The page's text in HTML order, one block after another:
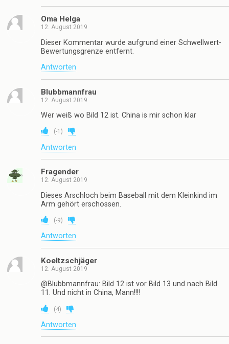
Oma Helga
12. August 2019
Dieser Kommentar wurde aufgrund einer Schwellwert-
Bewertungsgrenze entfernt.
Antworten
Blubbmannfrau
12. August 2019
Wer weiß wo Bild 12 ist. China is mir schon klar
(-1 )
Antworten
Fragender
12. August 2019
Dieses Arschloch beim Baseball mit dem Kleinkind im
Arm gehört erschossen.
(-9)
Antworten
Koeltzschjäger
12. August 2019
@Blubbmannfrau: Bild 12 ist vor Bild 13 und nach Bild
11. Und nicht in China, Mann!!!!
(4)
Antworten